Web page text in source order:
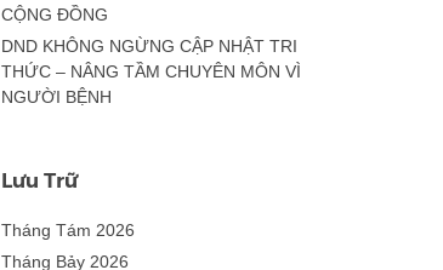
CỘNG ĐỒNG
DND KHÔNG NGỪNG CẬP NHẬT TRI
THỨC – NÂNG TẦM CHUYÊN MÔN VÌ
NGƯỜI BỆNH
Lưu Trữ
Tháng Tám 2026
Tháng Bảy 2026